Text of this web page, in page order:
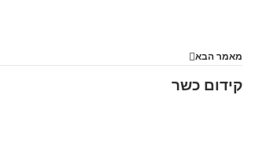
מאמר הבא
קידום כשר